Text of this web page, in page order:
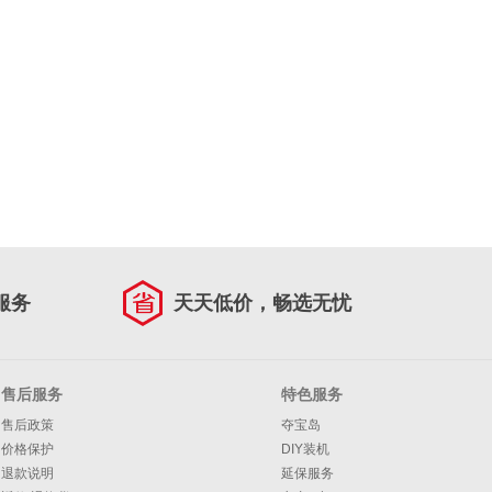
务 天天低价，畅选无忧
售后服务
售后政策
价格保护
退款说明
特色服务
夺宝岛
DIY装机
延保服务